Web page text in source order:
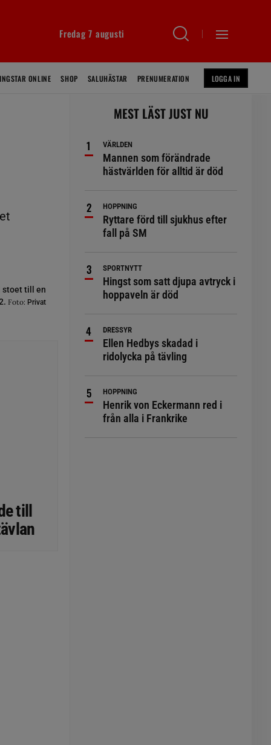
Fredag 7 augusti
ONLINE SHOP SALUHÄSTAR PRENUMERATION LOGGA IN
stoet till en
Foto: Privat
till
MEST LÄST JUST NU
VÄRLDEN
Mannen som förändrade
hästvärlden för alltid är död
HOPPNING
Ryttare förd till sjukhus efter
fall på SM
SPORTNYTT
Hingst som satt djupa avtryck i
hoppaveln är död
DRESSYR
Ellen Hedbys skadad i
ridolycka på tävling
HOPPNING
Henrik von Eckermann red i
från alla i Frankrike